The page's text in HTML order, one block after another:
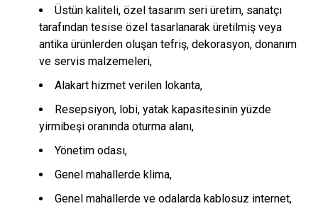
Üstün kaliteli, özel tasarım seri üretim, sanatçı
tarafından tesise özel tasarlanarak üretilmiş veya
antika ürünlerden oluşan tefriş, dekorasyon, donanım
ve servis malzemeleri,
Alakart hizmet verilen lokanta,
Resepsiyon, lobi, yatak kapasitesinin yüzde
yirmibeşi oranında oturma alanı,
Yönetim odası,
Genel mahallerde klima,
Genel mahallerde ve odalarda kablosuz internet,